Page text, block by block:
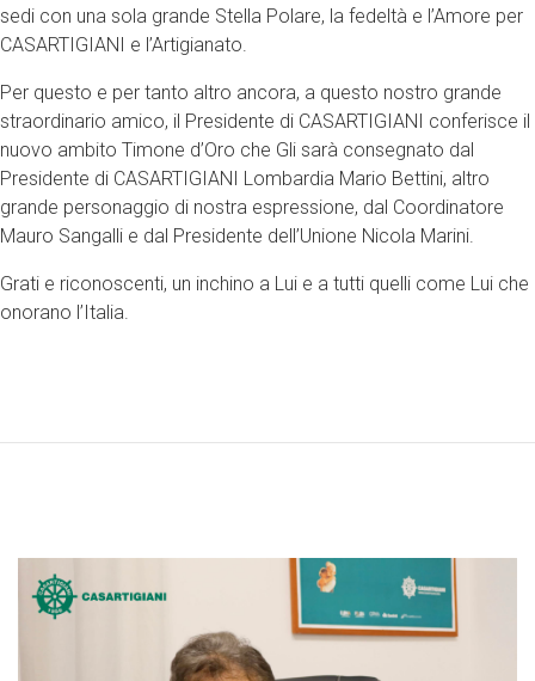
sedi con una sola grande Stella Polare, la fedeltà e l’Amore per
CASARTIGIANI e l’Artigianato.
Per questo e per tanto altro ancora, a questo nostro grande
straordinario amico, il Presidente di CASARTIGIANI conferisce il
nuovo ambito Timone d’Oro che Gli sarà consegnato dal
Presidente di CASARTIGIANI Lombardia Mario Bettini, altro
grande personaggio di nostra espressione, dal Coordinatore
Mauro Sangalli e dal Presidente dell’Unione Nicola Marini.
Grati e riconoscenti, un inchino a Lui e a tutti quelli come Lui che
onorano l’Italia.